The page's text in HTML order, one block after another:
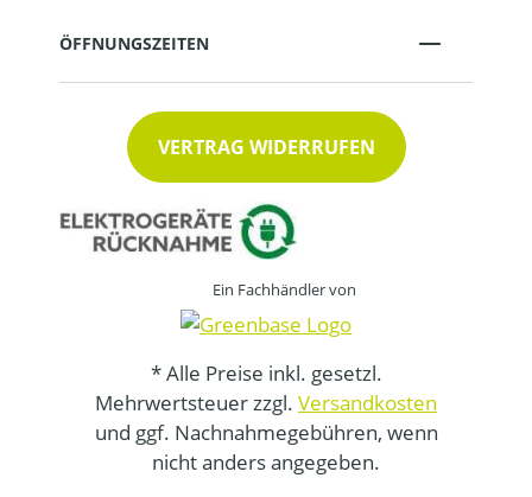
ÖFFNUNGSZEITEN
VERTRAG WIDERRUFEN
Ein Fachhändler von
* Alle Preise inkl. gesetzl.
Mehrwertsteuer zzgl. Versandkosten
und ggf. Nachnahmegebühren, wenn
nicht anders angegeben.